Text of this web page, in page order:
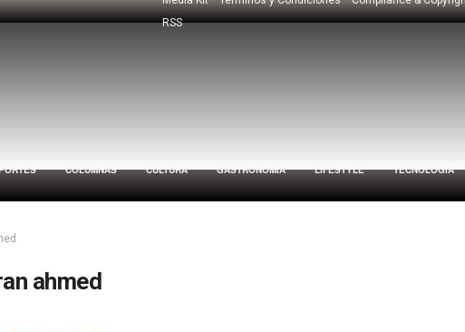
RSS
COLUMNAS CULTURA GASTRONOMÍA LIFESTYLE TECNOLOGÍA
ahmed